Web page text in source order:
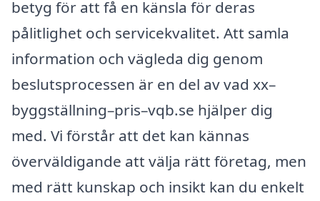
betyg för att få en känsla för deras
pålitlighet och servicekvalitet. Att samla
information och vägleda dig genom
beslutsprocessen är en del av vad xx–
byggställning–pris–vqb.se hjälper dig
med. Vi förstår att det kan kännas
överväldigande att välja rätt företag, men
med rätt kunskap och insikt kan du enkelt